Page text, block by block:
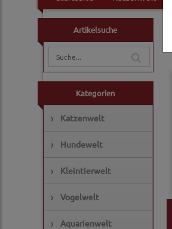
Artikelsuche
Kategorien
› Katzenwelt
› Hundewelt
› Kleintierwelt
› Vogelwelt
› Aquarienwelt